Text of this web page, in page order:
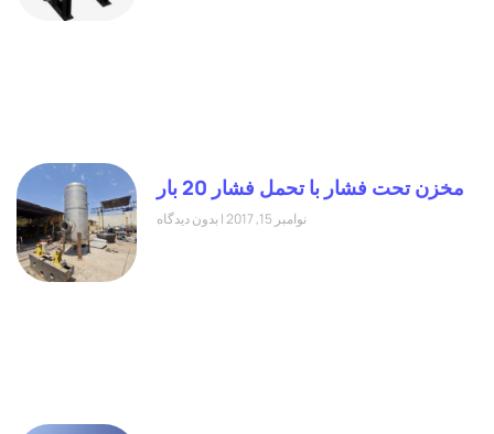
مخزن تحت فشار با تحمل فشار 20 بار
نوامبر 15, 2017 بدون دیدگاه